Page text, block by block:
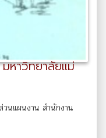
หาวิทยาลัยแม่
วนแผนงาน สำนักงาน